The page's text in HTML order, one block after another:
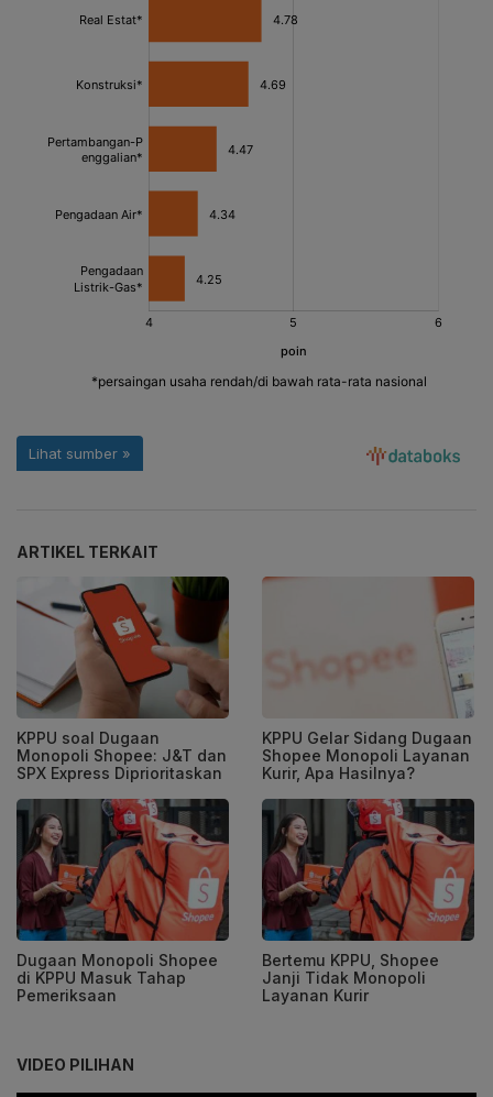
ARTIKEL TERKAIT
KPPU soal Dugaan
Monopoli Shopee: J&T dan
SPX Express Diprioritaskan
KPPU Gelar Sidang Dugaan
Shopee Monopoli Layanan
Kurir, Apa Hasilnya?
Dugaan Monopoli Shopee
di KPPU Masuk Tahap
Pemeriksaan
Bertemu KPPU, Shopee
Janji Tidak Monopoli
Layanan Kurir
VIDEO PILIHAN